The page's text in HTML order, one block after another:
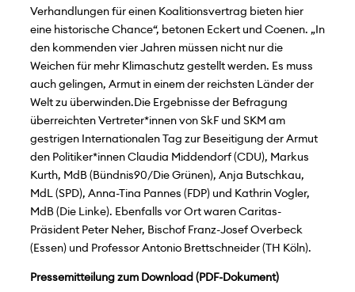
Verhandlungen für einen Koalitionsvertrag bieten hier
eine historische Chance“, betonen Eckert und Coenen. „In
den kommenden vier Jahren müssen nicht nur die
Weichen für mehr Klimaschutz gestellt werden. Es muss
auch gelingen, Armut in einem der reichsten Länder der
Welt zu überwinden.Die Ergebnisse der Befragung
überreichten Vertreter*innen von SkF und SKM am
gestrigen Internationalen Tag zur Beseitigung der Armut
den Politiker*innen Claudia Middendorf (CDU), Markus
Kurth, MdB (Bündnis90/Die Grünen), Anja Butschkau,
MdL (SPD), Anna-Tina Pannes (FDP) und Kathrin Vogler,
MdB (Die Linke). Ebenfalls vor Ort waren Caritas-
Präsident Peter Neher, Bischof Franz-Josef Overbeck
(Essen) und Professor Antonio Brettschneider (TH Köln).
Pressemitteilung zum Download